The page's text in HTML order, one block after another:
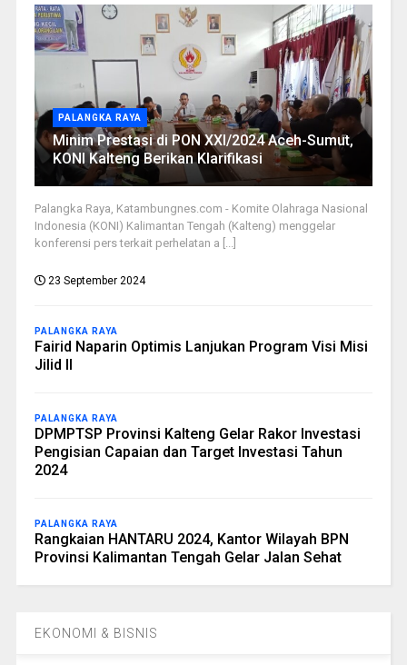
PALANGKA RAYA
Minim Prestasi di PON XXI/2024 Aceh-Sumut,
KONI Kalteng Berikan Klarifikasi
Palangka Raya, Katambungnes.com - Komite Olahraga Nasional
Indonesia (KONI) Kalimantan Tengah (Kalteng) menggelar
konferensi pers terkait perhelatan a [...]
23 September 2024
PALANGKA RAYA
Fairid Naparin Optimis Lanjukan Program Visi Misi
Jilid II
PALANGKA RAYA
DPMPTSP Provinsi Kalteng Gelar Rakor Investasi
Pengisian Capaian dan Target Investasi Tahun
2024
PALANGKA RAYA
Rangkaian HANTARU 2024, Kantor Wilayah BPN
Provinsi Kalimantan Tengah Gelar Jalan Sehat
EKONOMI & BISNIS